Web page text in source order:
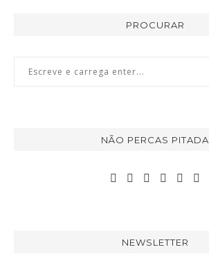
PROCURAR
NÃO PERCAS PITADA
NEWSLETTER